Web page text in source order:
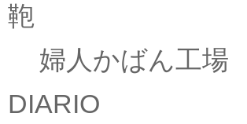
鞄
婦人かばん工場
DIARIO